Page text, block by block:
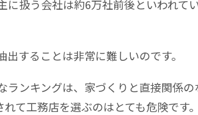
扱う会社は約6万社前後といわれて
することは非常に難しいのです。
ンキングは、家づくりと直接関係
て工務店を選ぶのはとても危険です。